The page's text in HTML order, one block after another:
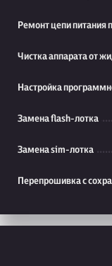
Ремонт цепи питания
Чистка аппарата от
Настройка
Замена flash-лотка
Замена sim-лотка
Перепрошивка с